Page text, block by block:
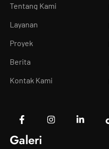
Tentang Kami
Layanan
Proyek
Berita
Kontak Kami
Galeri